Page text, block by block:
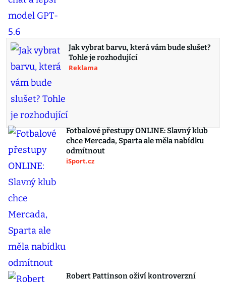
Jak vybrat barvu, která vám bude slušet?
Tohle je rozhodující
Reklama
Fotbalové přestupy ONLINE: Slavný klub
chce Mercada, Sparta ale měla nabídku
odmítnout
iSport.cz
Robert Pattinson oživí kontroverzní